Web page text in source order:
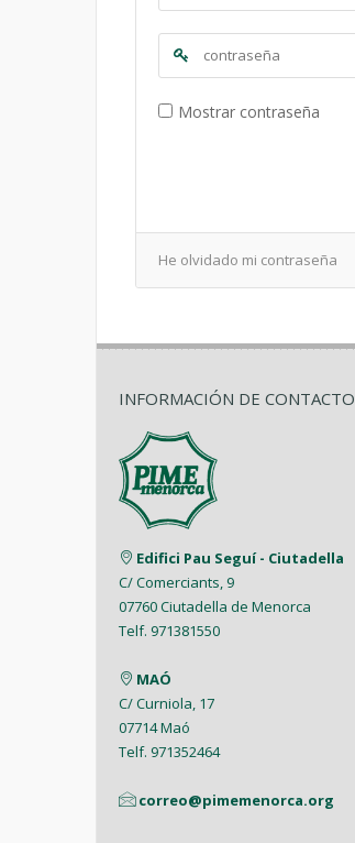
Mostrar contraseña
He olvidado mi contraseña
INFORMACIÓN DE CONTACTO
Edifici Pau Seguí - Ciutadella
C/ Comerciants, 9
07760 Ciutadella de Menorca
Telf. 971381550
MAÓ
C/ Curniola, 17
07714 Maó
Telf. 971352464
correo@pimemenorca.org